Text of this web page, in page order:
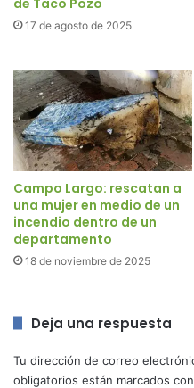
de Taco Pozo
17 de agosto de 2025
Campo Largo: rescatan a
una mujer en medio de un
incendio dentro de un
departamento
18 de noviembre de 2025
Deja una respuesta
Tu dirección de correo
obligatorios están marcados con